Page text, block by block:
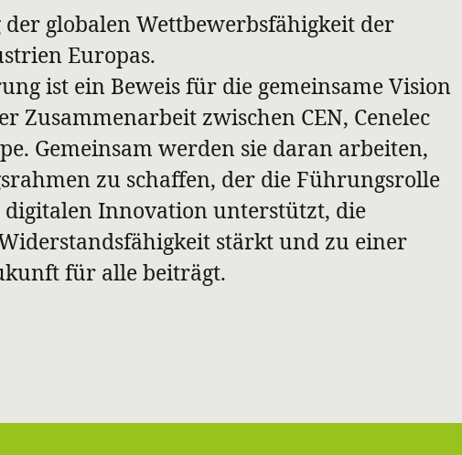
der globalen Wettbewerbsfähigkeit der
Europas.
ist ein Beweis für die gemeinsame Vision
Zusammenarbeit zwischen CEN, Cenelec
Gemeinsam werden sie daran arbeiten,
zu schaffen, der die Führungsrolle
digitalen Innovation unterstützt, die
stärkt und zu einer
für alle beiträgt.